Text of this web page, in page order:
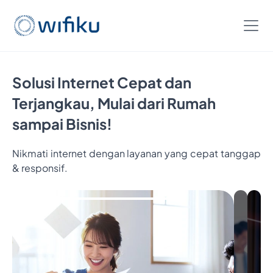
Solusi Internet Cepat dan
Terjangkau, Mulai dari Rumah
sampai Bisnis!
Nikmati internet dengan layanan yang cepat tanggap
& responsif.
Bayar
Bulan,
Bulan
Cukup
Bayar